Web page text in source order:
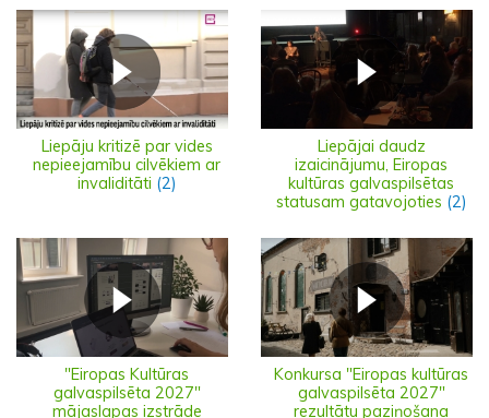
Liepāju kritizē par vides
nepieejamību cilvēkiem ar
invaliditāti (2)
Liepājai daudz
izaicinājumu, Eiropas
kultūras galvaspilsētas
statusam gatavojoties (2)
"Eiropas Kultūras
galvaspilsēta 2027"
mājaslapas izstrāde
Konkursa "Eiropas kultūras
galvaspilsēta 2027"
rezultātu paziņošana